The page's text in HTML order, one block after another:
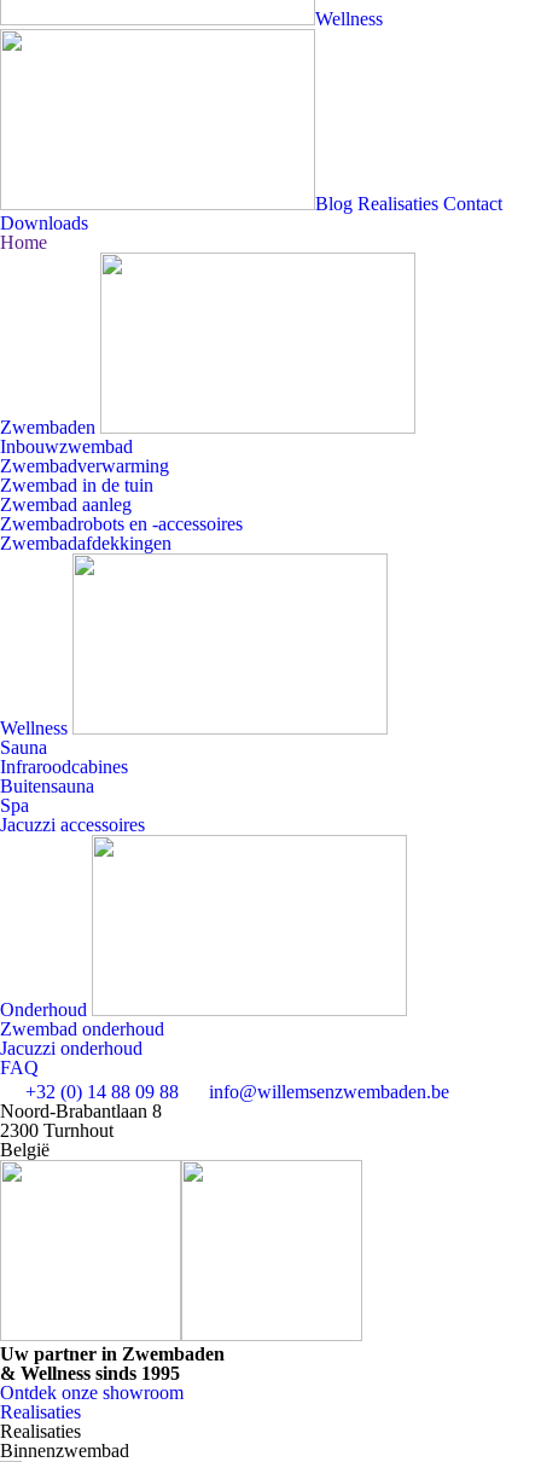
Wellness
Blog Realisaties Contact
Downloads
Home
Zwembaden
Inbouwzwembad
Zwembadverwarming
Zwembad in de tuin
Zwembad aanleg
Zwembadrobots en -accessoires
Zwembadafdekkingen
Wellness
Sauna
Infraroodcabines
Buitensauna
Spa
Jacuzzi accessoires
Onderhoud
Zwembad onderhoud
Jacuzzi onderhoud
FAQ
+32 (0) 14 88 09 88
info@willemsenzwembaden.be
Noord-Brabantlaan 8
2300 Turnhout
België
Uw partner in Zwembaden
& Wellness sinds 1995
Ontdek onze showroom
Realisaties
Realisaties
Binnenzwembad